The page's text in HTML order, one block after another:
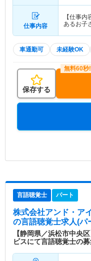
仕事内容
【仕事
あるお子
車通勤可 未経験OK
保存する
言語聴覚士 パート
株式会社アンド・ア
の言語聴覚士求人(パ
【静岡県／浜松市中央
ビスにて言語聴覚士の